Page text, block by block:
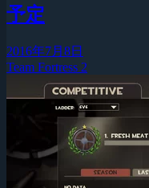
予定
2016年7月8日
Team Fortress 2